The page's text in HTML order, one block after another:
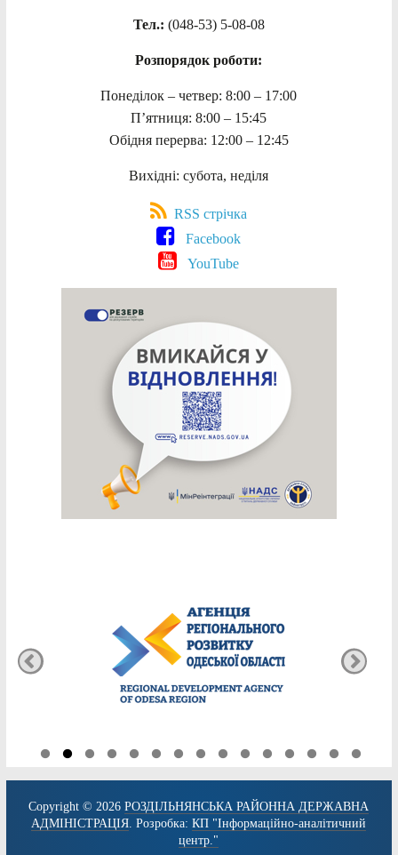
Тел.: (048-53) 5-08-08
Розпорядок роботи:
Понеділок – четвер: 8:00 – 17:00
П’ятниця: 8:00 – 15:45
Обідня перерва: 12:00 – 12:45
Вихідні: субота, неділя
RSS стрічка
Facebook
YouTube
Copyright © 2026РОЗДІЛЬНЯНСЬКА РАЙОННА ДЕРЖАВНА
АДМІНІСТРАЦІЯ . Розробка:КП "Інформаційно-аналітичний
центр."